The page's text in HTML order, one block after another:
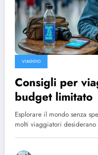
VIAGGIO
Consigli per
budget limitato
Esplorare il mondo senza
molti viaggiatori